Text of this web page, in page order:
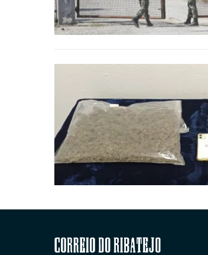
Correio do Ribatejo